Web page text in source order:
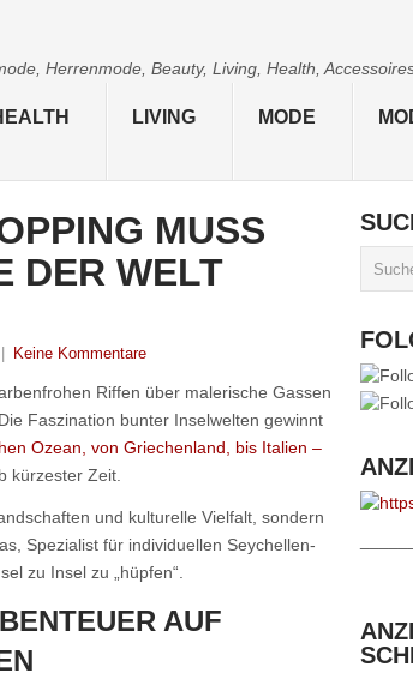
Herrenmode, Beauty, Living, Health,
LIVING MODE
MUSS
DER WELT
Keine Kommentare
Riffen über malerische Gassen
Faszination bunter Inselwelten gewinnt
Ozean, von Griechenland, bis Italien –
kürzester Zeit.
und kulturelle Vielfalt, sondern
Spezialist für individuellen Seychellen-
zu Insel zu „hüpfen“.
AUF